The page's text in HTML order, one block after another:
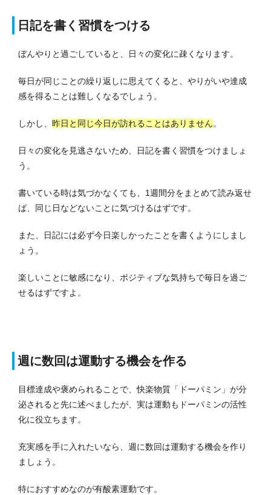
日記を書く習慣をつける
ぼんやりと過ごしていると、日々の変化に疎くなります。
毎日が同じことの繰り返しに思えてくると、やりがいや達成
感を得ることは難しくなるでしょう。
しかし、 昨日と同じ今日が訪れることはありません。
日々の変化を見逃さないため、日記を書く習慣をつけましょ
う。
書いている時は気づかなくても、1週間分をまとめて読み返せ
ば、同じ日などないことに気づけるはずです。
また、日記には必ず今日楽しかったことを書くようにしまし
ょう。
楽しいことに敏感になり、ポジティブな気持ちで毎日を過ご
せるはずですよ。
週に数回は運動する機会を作る
目標達成や褒められることで、快楽物質「ドーパミン」が分
泌されると先に述べましたが、実は運動もドーパミンの活性
化に役立ちます。
充実感を手に入れたいなら、週に数回は運動する機会を作り
ましょう。
特におすすめなのが有酸素運動です。